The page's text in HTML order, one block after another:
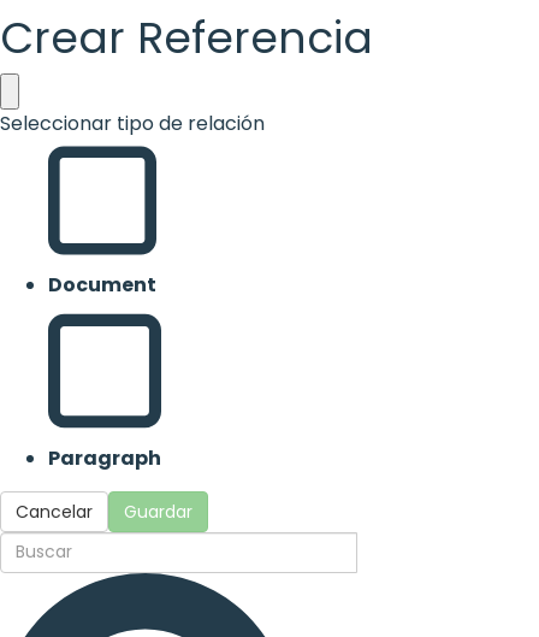
Crear Referencia
Seleccionar tipo de relación
Document
Paragraph
Cancelar Guardar